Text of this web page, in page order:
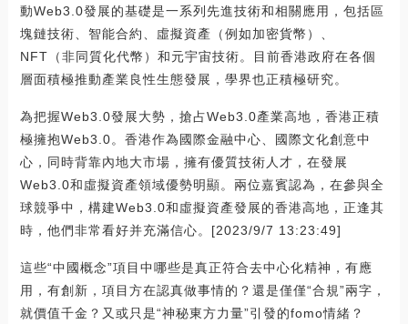
動Web3.0發展的基礎是一系列先進技術和相關應用，包括區
塊鏈技術、智能合約、虛擬資產（例如加密貨幣）、
NFT（非同質化代幣）和元宇宙技術。目前香港政府在各個
層面積極推動產業良性生態發展，學界也正積極研究。
為把握Web3.0發展大勢，搶占Web3.0產業高地，香港正積
極擁抱Web3.0。香港作為國際金融中心、國際文化創意中
心，同時背靠內地大市場，擁有優質技術人才，在發展
Web3.0和虛擬資產領域優勢明顯。兩位嘉賓認為，在參與全
球競爭中，構建Web3.0和虛擬資產發展的香港高地，正逢其
時，他們非常看好并充滿信心。[2023/9/7 13:23:49]
這些“中國概念”項目中哪些是真正符合去中心化精神，有應
用，有創新，項目方在認真做事情的？還是僅僅“合規”兩字，
就價值千金？又或只是“神秘東方力量”引發的fomo情緒？